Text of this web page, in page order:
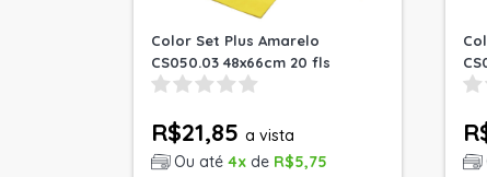
Color Set Plus Amarelo
CS050.03 48x66cm 20 fls
R$21,85 a vista
Ou até 4x de R$5,75